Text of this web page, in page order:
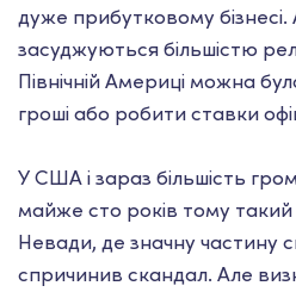
дуже прибутковому бізнесі.
засуджуються більшістю
Північній Америці можна
гроші або робити ставки
У США і зараз більшість
майже сто років тому
Невади, де значну частину
спричинив скандал. Але